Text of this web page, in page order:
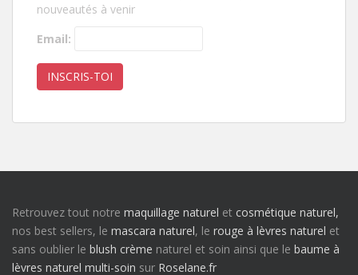
nouveautés à venir
Email:
Retrouvez tout notre maquillage naturel et cosmétique naturel,
nos best sellers, le mascara naturel, le rouge à lèvres naturel et
sans oublier le blush crème naturel et soin ainsi que le baume à
lèvres naturel multi-soin sur Roselane.fr